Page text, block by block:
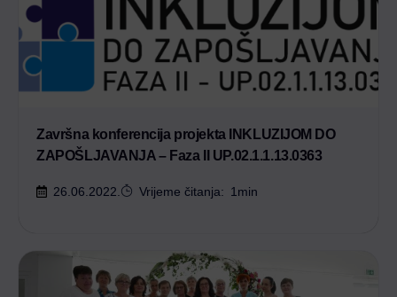
Završna konferencija projekta INKLUZIJOM DO
ZAPOŠLJAVANJA – Faza II UP.02.1.1.13.0363
26.06.2022. Vrijeme čitanja: 1 min